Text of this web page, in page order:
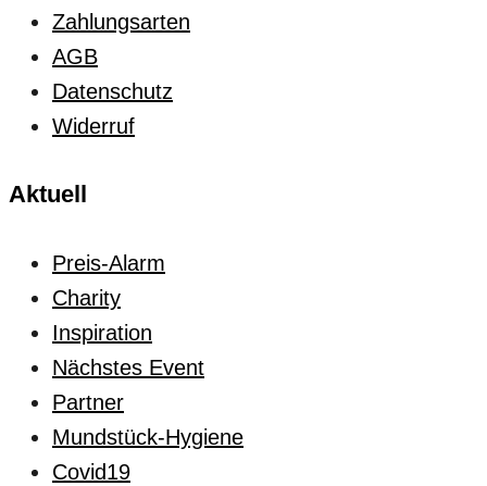
Zahlungsarten
AGB
Datenschutz
Widerruf
Aktuell
Preis-Alarm
Charity
Inspiration
Nächstes Event
Partner
Mundstück-Hygiene
Covid19